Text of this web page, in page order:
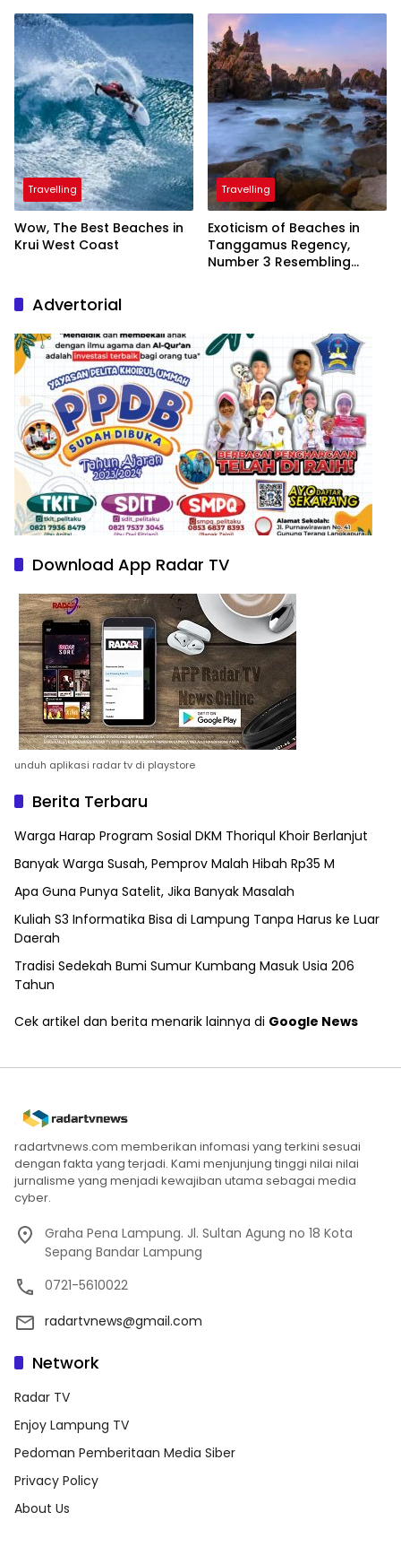
President
Travelling
Wow, The Best Beaches in
Krui West Coast
Travelling
Exoticism of Beaches in
Tanggamus Regency,
Number 3 Resembling
Advertorial
Download App Radar TV
unduh aplikasi radar tv di playstore
Berita Terbaru
Warga Harap Program Sosial DKM Thoriqul Khoir Berlanjut
Banyak Warga Susah, Pemprov Malah Hibah Rp35 M
Apa Guna Punya Satelit, Jika Banyak Masalah
Kuliah S3 Informatika Bisa di Lampung Tanpa Harus ke Luar
Daerah
Tradisi Sedekah Bumi Sumur Kumbang Masuk Usia 206
Tahun
Cek artikel dan berita menarik lainnya di Google News
radartvnews.com memberikan infomasi yang terkini sesuai
dengan fakta yang terjadi. Kami menjunjung tinggi nilai nilai
jurnalisme yang menjadi kewajiban utama sebagai media
cyber.
Graha Pena Lampung. Jl. Sultan Agung no 18 Kota
Sepang Bandar Lampung
0721-5610022
radartvnews@gmail.com
Network
Radar TV
Enjoy Lampung TV
Pedoman Pemberitaan Media Siber
Privacy Policy
About Us